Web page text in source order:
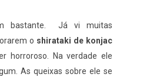
bastante. Já vi muitas
o shirataki de konjac
horroroso. Na verdade ele
As queixas sobre ele se